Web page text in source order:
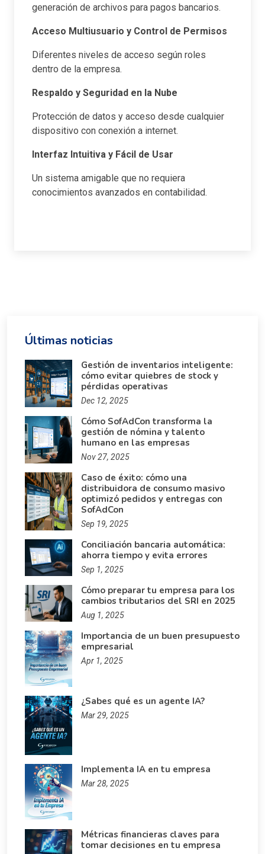
generación de archivos para pagos bancarios.
Acceso Multiusuario y Control de Permisos
Diferentes niveles de acceso según roles
dentro de la empresa.
Respaldo y Seguridad en la Nube
Protección de datos y acceso desde cualquier
dispositivo con conexión a internet.
Interfaz Intuitiva y Fácil de Usar
Un sistema amigable que no requiera
conocimientos avanzados en contabilidad.
Últimas noticias
Gestión de inventarios inteligente:
cómo evitar quiebres de stock y
pérdidas operativas
Dec 12, 2025
Cómo SofAdCon transforma la
gestión de nómina y talento
humano en las empresas
Nov 27, 2025
Caso de éxito: cómo una
distribuidora de consumo masivo
optimizó pedidos y entregas con
SofAdCon
Sep 19, 2025
Conciliación bancaria automática:
ahorra tiempo y evita errores
Sep 1, 2025
Cómo preparar tu empresa para los
cambios tributarios del SRI en 2025
Aug 1, 2025
Importancia de un buen presupuesto
empresarial
Apr 1, 2025
¿Sabes qué es un agente IA?
Mar 29, 2025
Implementa IA en tu empresa
Mar 28, 2025
Métricas financieras claves para
tomar decisiones en tu empresa